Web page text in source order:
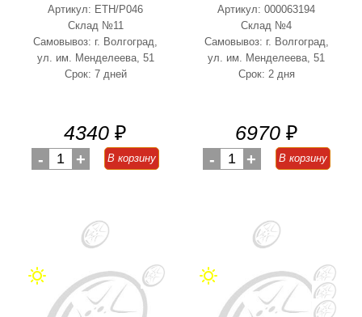
Артикул: ETH/P046
Склад №11
Самовывоз: г. Волгоград,
ул. им. Менделеева, 51
Срок: 7 дней
4340 ₽
- 1 + В корзину
Артикул: 000063194
Склад №4
Самовывоз: г. Волгоград,
ул. им. Менделеева, 51
Срок: 2 дня
6970 ₽
- 1 + В корзину